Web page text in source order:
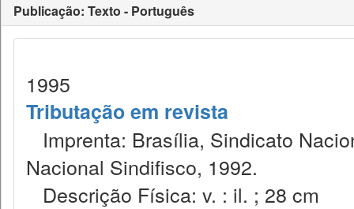
Publicação: Texto - Português
1995
Tributação em revista
Imprenta: Brasília, Sindicato
Nacional Sindifisco, 1992.
Descrição Física: v. : il. ; 28 cm